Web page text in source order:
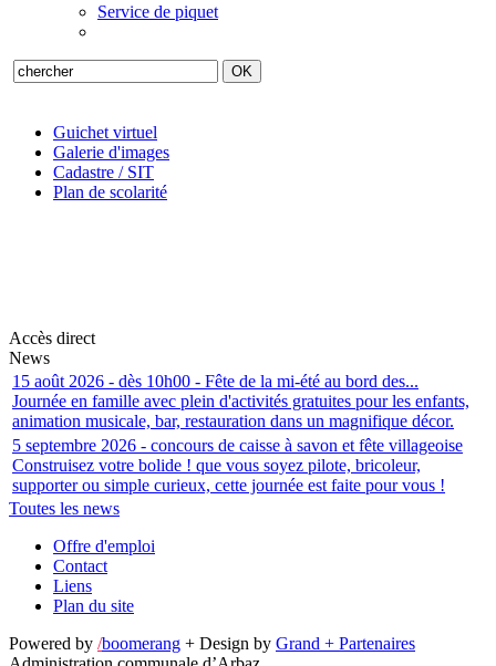
Service de piquet
Guichet virtuel
Galerie d'images
Cadastre / SIT
Plan de scolarité
Accès direct
News
15 août 2026 - dès 10h00 - Fête de la mi-été au bord des...
Journée en famille avec plein d'activités gratuites pour les enfants,
animation musicale, bar, restauration dans un magnifique décor.
5 septembre 2026 - concours de caisse à savon et fête villageoise
Construisez votre bolide ! que vous soyez pilote, bricoleur,
supporter ou simple curieux, cette journée est faite pour vous !
Toutes les news
Offre d'emploi
Contact
Liens
Plan du site
Powered by /boomerang + Design by Grand + Partenaires